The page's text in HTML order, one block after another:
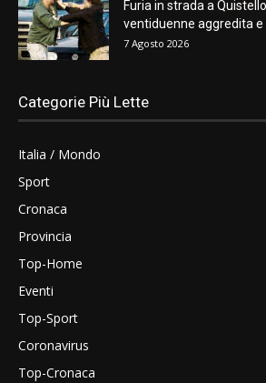
Furia in strada a
ventiduenne aggredita e
7 Agosto 2026
Categorie Più Lette
Italia / Mondo
Sport
Cronaca
Provincia
Top-Home
Eventi
Top-Sport
Coronavirus
Top-Cronaca